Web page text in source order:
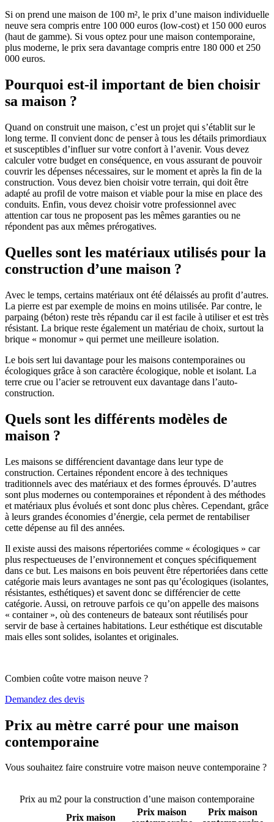
Si on prend une maison de 100 m², le prix d’une maison individuelle
neuve sera compris entre 100 000 euros (low-cost) et 150 000 euros
(haut de gamme). Si vous optez pour une maison contemporaine,
plus moderne, le prix sera davantage compris entre 180 000 et 250
000 euros.
Pourquoi est-il important de bien choisir
sa maison ?
Quand on construit une maison, c’est un projet qui s’établit sur le
long terme. Il convient donc de penser à tous les détails primordiaux
et susceptibles d’influer sur votre confort à l’avenir. Vous devez
calculer votre budget en conséquence, en vous assurant de pouvoir
couvrir les dépenses nécessaires, sur le moment et après la fin de la
construction. Vous devez bien choisir votre terrain, qui doit être
adapté au profil de votre maison et viable pour la mise en place des
conduits. Enfin, vous devez choisir votre professionnel avec
attention car tous ne proposent pas les mêmes garanties ou ne
répondent pas aux mêmes prérogatives.
Quelles sont les matériaux utilisés pour la
construction d’une maison ?
Avec le temps, certains matériaux ont été délaissés au profit d’autres.
La pierre est par exemple de moins en moins utilisée. Par contre, le
parpaing (béton) reste très répandu car il est facile à utiliser et est très
résistant. La brique reste également un matériau de choix, surtout la
brique « monomur » qui permet une meilleure isolation.
Le bois sert lui davantage pour les maisons contemporaines ou
écologiques grâce à son caractère écologique, noble et isolant. La
terre crue ou l’acier se retrouvent eux davantage dans l’auto-
construction.
Quels sont les différents modèles de
maison ?
Les maisons se différencient davantage dans leur type de
construction. Certaines répondent encore à des techniques
traditionnels avec des matériaux et des formes éprouvés. D’autres
sont plus modernes ou contemporaines et répondent à des méthodes
et matériaux plus évolués et sont donc plus chères. Cependant, grâce
à leurs grandes économies d’énergie, cela permet de rentabiliser
cette dépense au fil des années.
Il existe aussi des maisons répertoriées comme « écologiques » car
plus respectueuses de l’environnement et conçues spécifiquement
dans ce but. Les maisons en bois peuvent être répertoriées dans cette
catégorie mais leurs avantages ne sont pas qu’écologiques (isolantes,
résistantes, esthétiques) et savent donc se différencier de cette
catégorie. Aussi, on retrouve parfois ce qu’on appelle des maisons
« container », où des conteneurs de bateaux sont réutilisés pour
servir de base à certaines habitations. Leur esthétique est discutable
mais elles sont solides, isolantes et originales.
Combien coûte votre maison neuve ?
Demandez des devis
Prix au mètre carré pour une maison
contemporaine
Vous souhaitez faire construire votre maison neuve contemporaine ?
Prix au m2 pour la construction d’une maison contemporaine
Prix maison
Prix maison
Prix maison